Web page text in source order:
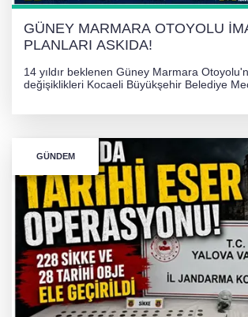
GÜNEY MARMARA OTOYOLU
PLANLARI ASKIDA!
14 yıldır beklenen Güney Marmara
değişiklikleri Kocaeli Büyükşehir Belediye
GÜNDEM